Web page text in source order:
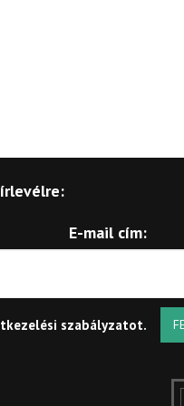
E-mail cím:
szabályzatot.